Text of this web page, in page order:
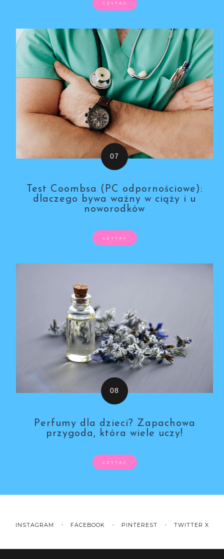
CZYTAJ
Test Coombsa (PC odpornościowe):
dlaczego bywa ważny w ciąży i u
noworodków
CZYTAJ
Perfumy dla dzieci? Zapachowa
przygoda, która wiele uczy!
CZYTAJ
INSTAGRAM FACEBOOK PINTEREST TWITTER X